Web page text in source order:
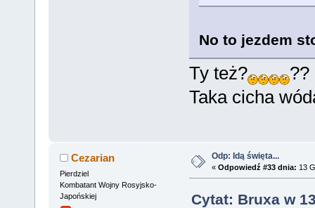
No to jezdem
Ty też?
??
Taka cicha
Cezarian
Pierdziel
Kombatant Wojny Rosyjsko-
Japońskiej
Odp: Idą święta...
« Odpowiedź #33 dnia: 13
Cytat: Bruxa w